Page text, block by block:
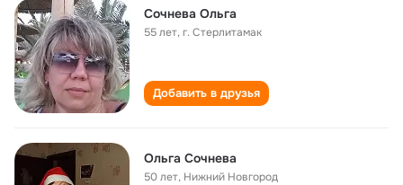
Сочнева Ольга
55 лет,г. Стерлитамак
Добавить в друзья
Ольга Сочнева
50 лет, Нижний Новгород